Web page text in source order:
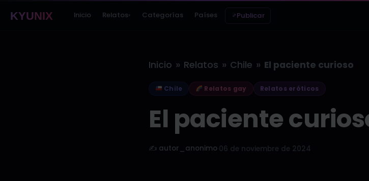
KYUNIX Inicio Relatos▾ Categorías Países Publicar
Inicio » Relatos » Chile » El paciente curioso
Chile Relatos gay Relatos eróticos
El paciente
✍️ autor_anonimo 06 de noviembre de 2024